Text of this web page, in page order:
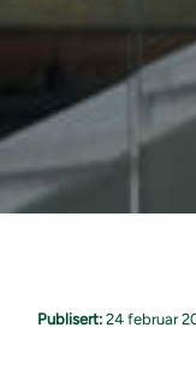
Publisert: 24 februar